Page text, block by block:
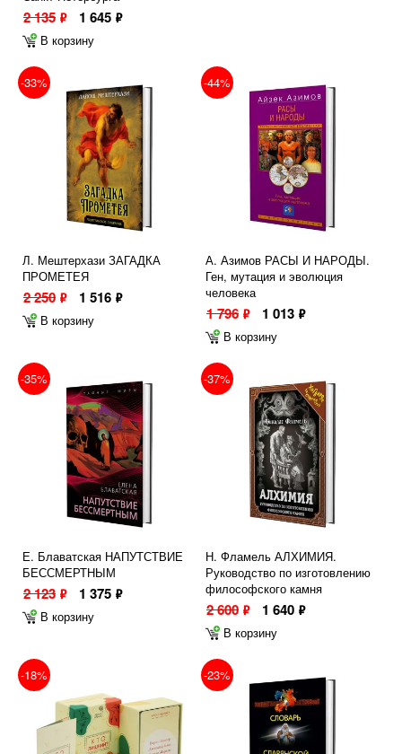
2 135 ф 1 645 ф
В корзину
-33%
Л. Мештерхази ЗАГАДКА
ПРОМЕТЕЯ
2 250 ф 1 516 ф
В корзину
-44%
А. Азимов РАСЫ И НАРОДЫ.
Ген, мутация и эволюция
человека
1 796 ф 1 013 ф
В корзину
-35%
Е. Блаватская НАПУТСТВИЕ
БЕССМЕРТНЫМ
2 123 ф 1 375 ф
В корзину
-37%
Н. Фламель АЛХИМИЯ.
Руководство по изготовлению
философского камня
2 600 ф 1 640 ф
В корзину
-18% -23%